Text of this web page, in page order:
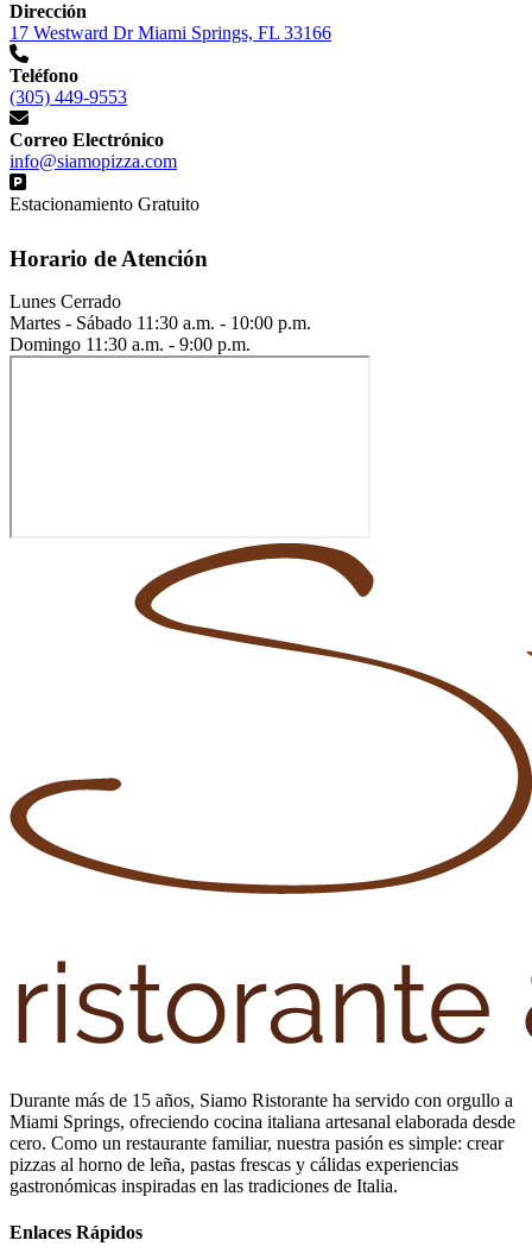
Dirección
17 Westward Dr Miami Springs, FL 33166
Teléfono
(305) 449-9553
Correo Electrónico
info@siamopizza.com
Estacionamiento Gratuito
Horario de Atención
Lunes Cerrado
Martes - Sábado 11:30 a.m. - 10:00 p.m.
Domingo 11:30 a.m. - 9:00 p.m.
Durante más de 15 años, Siamo Ristorante ha servido con orgullo a
Miami Springs, ofreciendo cocina italiana artesanal elaborada desde
cero. Como un restaurante familiar, nuestra pasión es simple: crear
pizzas al horno de leña, pastas frescas y cálidas experiencias
gastronómicas inspiradas en las tradiciones de Italia.
Enlaces Rápidos